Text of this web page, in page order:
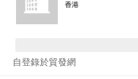
香港
自登錄於貿發網